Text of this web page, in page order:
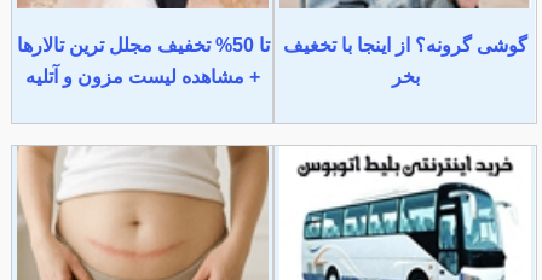
گوشی گرونه؟ از اینجا با تخغیف
بخر
تا 50% تخفیف مجلل ترین تالارها
+ مشاهده لیست مزون و آتلیه